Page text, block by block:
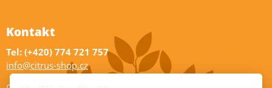
Kontakt
Tel: (+420) 774 721 757
info@citrus-shop.cz